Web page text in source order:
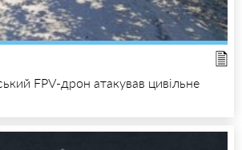
FPV-дрон атакував цивільне